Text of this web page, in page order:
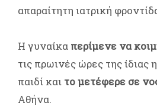
απαραίτητη ιατρική
Η γυναίκα περίμενε να
τις πρωινές ώρες της ίδιας
παιδί και το μετέφερε σε
Αθήνα.